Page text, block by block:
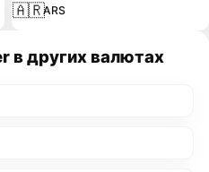
🇦🇷ARS
в других валютах